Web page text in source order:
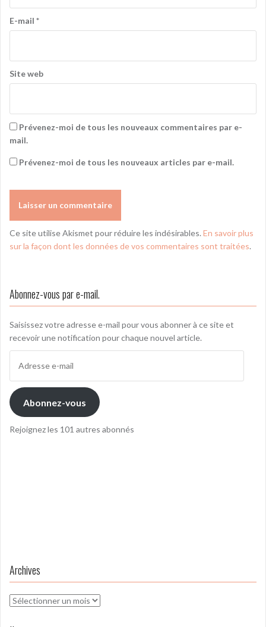
E-mail *
Site web
Prévenez-moi de tous les nouveaux commentaires par e-
mail.
Prévenez-moi de tous les nouveaux articles par e-mail.
Ce site utilise Akismet pour réduire les indésirables. En savoir plus
sur la façon dont les données de vos commentaires sont traitées.
Abonnez-vous par e-mail.
Saisissez votre adresse e-mail pour vous abonner à ce site et
recevoir une notification pour chaque nouvel article.
mail
Abonnez-vous
Rejoignez les 101 autres abonnés
Archives
Archives